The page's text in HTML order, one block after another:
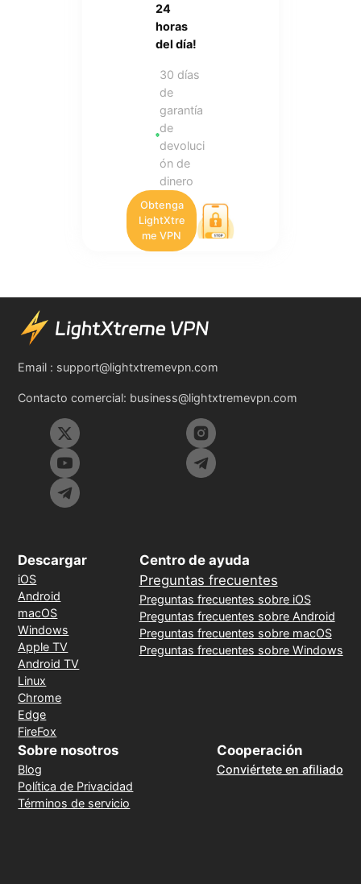
24
horas
del día!
30 días
de
garantía
de
devoluci
ón de
dinero
Obtenga
LightXtre
me VPN
Email : support@lightxtremevpn.com
Contacto comercial: business@lightxtremevpn.com
Descargar
iOS
Android
macOS
Windows
Apple TV
Android TV
Linux
Chrome
Edge
FireFox
Centro de ayuda
Preguntas frecuentes
Preguntas frecuentes sobre iOS
Preguntas frecuentes sobre Android
Preguntas frecuentes sobre macOS
Preguntas frecuentes sobre Windows
Sobre nosotros
Blog
Política de Privacidad
Términos de servicio
Cooperación
Conviértete en afiliado